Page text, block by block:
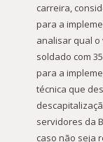
carreira,
para a
analisar qual o
soldado com
para a
técnica que
servidores da
caso não seja